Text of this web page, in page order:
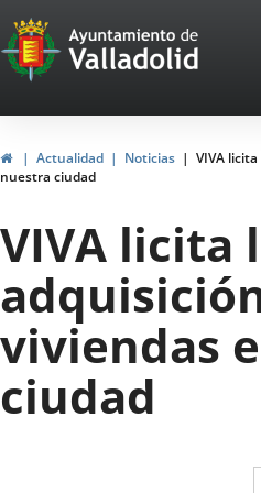
Portal
Web
del
Ayuntamiento
de
Valladolid
InicioActualidad Noticias
VIVA
nuestra ciudad
VIVA licita
viviendas
ciudad